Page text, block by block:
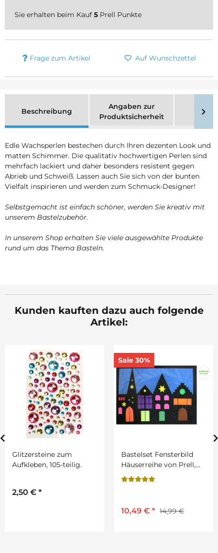
Sie erhalten beim Kauf 5 Prell Punkte
Frage zum Artikel Auf Wunschzettel
Beschreibung
Angaben zur
Produktsicherheit
Edle Wachsperlen bestechen durch Ihren dezenten Look und
matten Schimmer. Die qualitativ hochwertigen Perlen sind
mehrfach lackiert und daher besonders resistent gegen
Abrieb und Schweiß. Lassen auch Sie sich von der bunten
Vielfalt inspirieren und werden zum Schmuck-Designer!
Selbstgemacht ist einfach schöner, werden Sie kreativ mit
unserem Bastelzubehör.
In unserem Shop erhalten Sie viele ausgewählte Produkte
rund um das Thema Basteln.
Kunden kauften dazu auch folgende
Artikel:
Glitzersteine zum
Aufkleben, 105-teilig.
2,50 € *
Sale 30%
Bastelset Fensterbild
Häuserreihe von Prell,
4teilig
10,49 € * 14,99 €